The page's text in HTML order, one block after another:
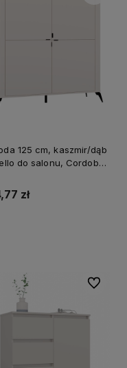
125 cm, kaszmir/dąb
do salonu, Cordoba
zł
Do